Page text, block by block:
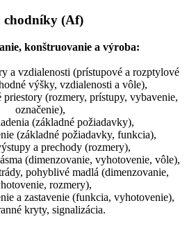
chodníky (Af)
konštruovanie a výroba:
a vzdialenosti (prístupové a rozptylové
výšky, vzdialenosti a vôle),
priestory (rozmery, prístupy, vybavenie,
označenie),
(základné požiadavky),
(základné požiadavky, funkcia),
a prechody (rozmery),
(dimenzovanie, vyhotovenie, vôle),
pohyblivé madlá (dimenzovanie,
rozmery),
a zastavenie (funkcia, vyhotovenie),
kryty, signalizácia.